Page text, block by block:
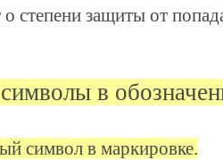
о степени защиты от
в
символ в маркировке.